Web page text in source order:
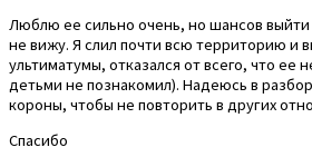
Люблю ее сильно очень, но шансов выйти
не вижу. Я слил почти всю территорию и
ультиматумы, отказался от всего, что ее
детьми не познакомил). Надеюсь в
короны, чтобы не повторить в других
Спасибо